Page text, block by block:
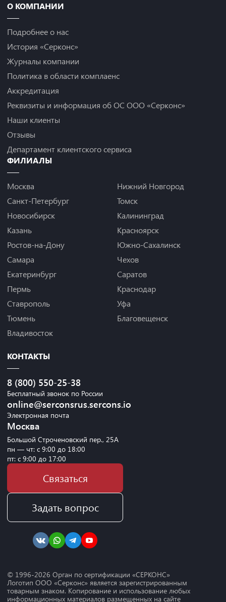
О КОМПАНИИ
Подробнее о нас
История «Серконс»
Журналы компании
Политика в области комплаенс
Аккредитация
Реквизиты и информация об ОС ООО «Серконс»
Наши клиенты
Отзывы
Департамент клиентского сервиса
ФИЛИАЛЫ
Москва
Санкт-Петербург
Новосибирск
Казань
Ростов-на-Дону
Самара
Екатеринбург
Пермь
Ставрополь
Тюмень
Владивосток
Нижний Новгород
Томск
Калининград
Красноярск
Южно-Сахалинск
Чехов
Саратов
Краснодар
Уфа
Благовещенск
КОНТАКТЫ
8 (800) 550-25-38
Бесплатный звонок по России
online@serconsrus.sercons.io
Электронная почта
Москва
Большой Строченовский пер., 25А
пн — чт: с 9:00 до 18:00
пт: с 9:00 до 17:00
Связаться
Задать вопрос
© 1996-2026 Орган по сертификации «СЕРКОНС»
Логотип ООО «Серконс» является зарегистрированным
товарным знаком. Копирование и использование любых
информационных материалов размещенных на сайте